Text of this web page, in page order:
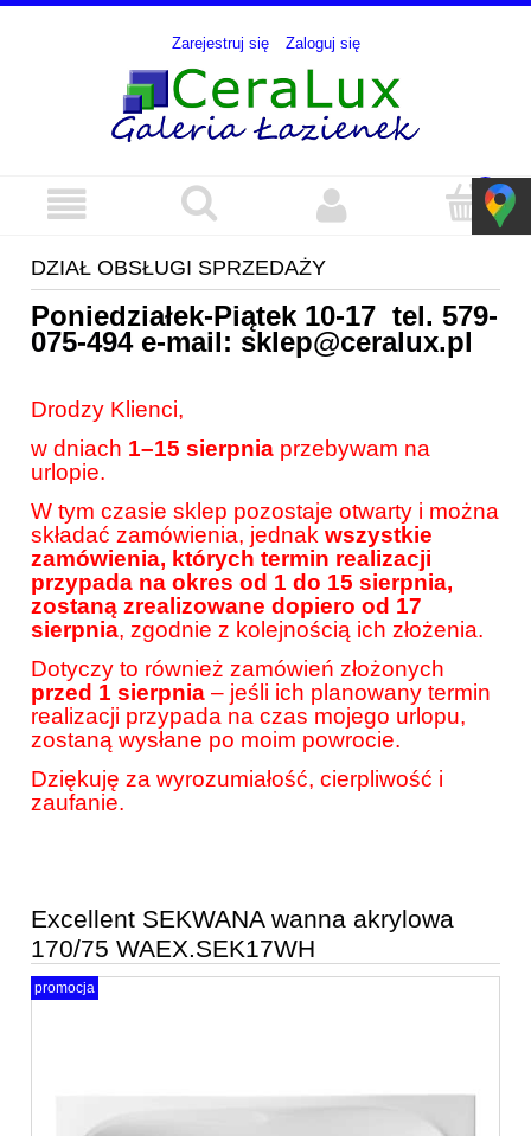
Zarejestruj się Zaloguj się
DZIAŁ OBSŁUGI SPRZEDAŻY
Poniedziałek-Piątek 10-17 tel. 579-
075-494e-mail: sklep@ceralux.pl
Drodzy Klienci,
w dniach 1–15 sierpnia przebywam na
urlopie.
W tym czasie sklep pozostaje otwarty i można
składać zamówienia, jednak wszystkie
zamówienia, których termin realizacji
przypada na okres od 1 do 15 sierpnia,
zostaną zrealizowane dopiero od 17
sierpnia, zgodnie z kolejnością ich złożenia.
Dotyczy to również zamówień złożonych
przed 1 sierpnia – jeśli ich planowany termin
realizacji przypada na czas mojego urlopu,
zostaną wysłane po moim powrocie.
Dziękuję za wyrozumiałość, cierpliwość i
zaufanie.
Excellent SEKWANA wanna akrylowa
170/75 WAEX.SEK17WH
promocja